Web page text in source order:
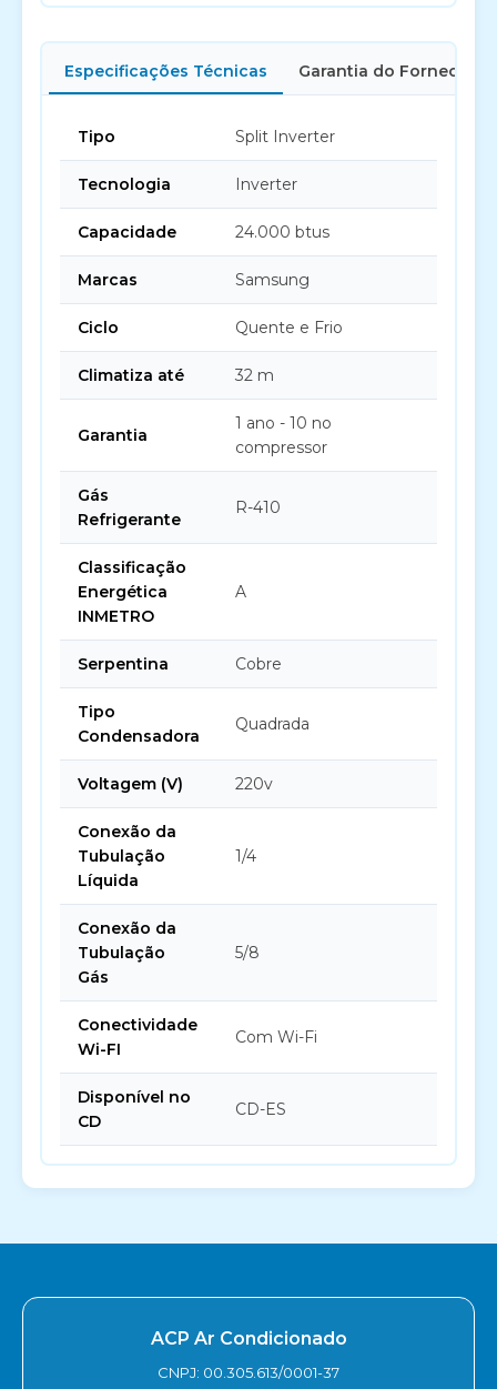
Especificações Técnicas Garantia do Fornecedor
Tipo Split Inverter
Tecnologia Inverter
Capacidade 24.000 btus
Marcas Samsung
Ciclo Quente e Frio
Climatiza até 32 m
Garantia
1 ano - 10 no
compressor
Gás
Refrigerante
R-410
Classificação
Energética
INMETRO
A
Serpentina Cobre
Tipo
Condensadora
Quadrada
Voltagem (V) 220v
Conexão da
Tubulação
Líquida
1/4
Conexão da
Tubulação
Gás
5/8
Conectividade
Wi-FI
Com Wi-Fi
Disponível no
CD
CD-ES
ACP Ar Condicionado
CNPJ: 00.305.613/0001-37